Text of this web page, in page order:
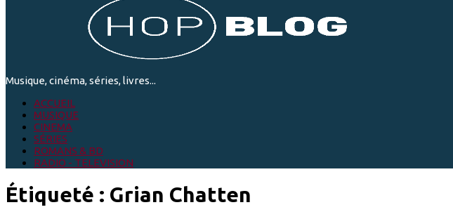
Musique, cinéma, séries, livres...
ACCUEIL
MUSIQUE
CINEMA
SÉRIES
ROMANS & BD
RADIO - TELEVISION
Étiqueté : Grian Chatten